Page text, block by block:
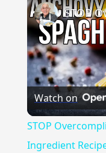
Watch on
STOP
Ingredient